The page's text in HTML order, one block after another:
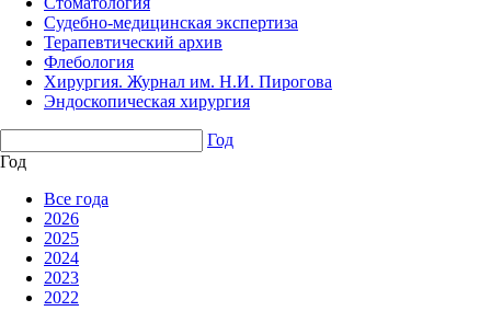
Судебно-медицинская экспертиза
Терапевтический архив
Флебология
Хирургия. Журнал им. Н.И. Пирогова
Эндоскопическая хирургия
Год
Год
Все года
2026
2025
2024
2023
2022